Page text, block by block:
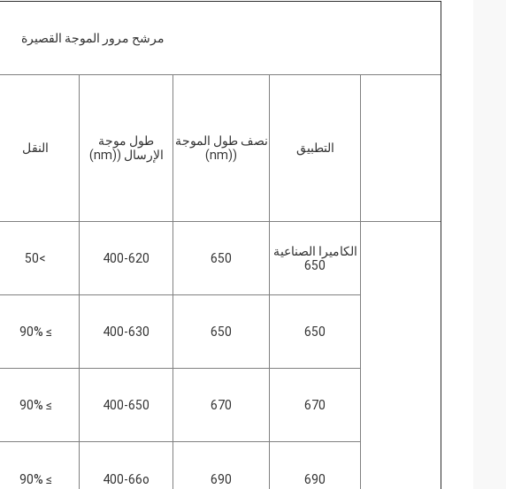
مرشح مرور الموجة القصيرة
التطبيق
نصف طول الموجة
((nm)
طول موجة
الإرسال ((nm)
النقل
الكاميرا الصناعية
650
650
400-620
>50
650
650
400-630
≥ 90%
670
670
400-650
≥ 90%
690
690
400-66o
≥ 90%